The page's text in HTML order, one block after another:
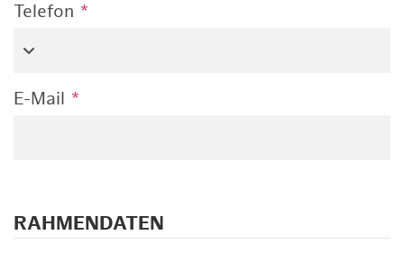
Telefon *
E-Mail *
RAHMENDATEN